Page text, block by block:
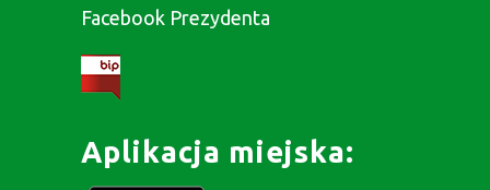
Facebook Prezydenta
Aplikacja miejska: